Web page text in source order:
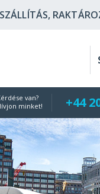
van?
minket!
+44